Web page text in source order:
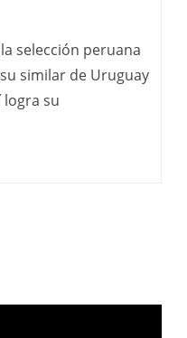
selección peruana
similar de Uruguay
logra su